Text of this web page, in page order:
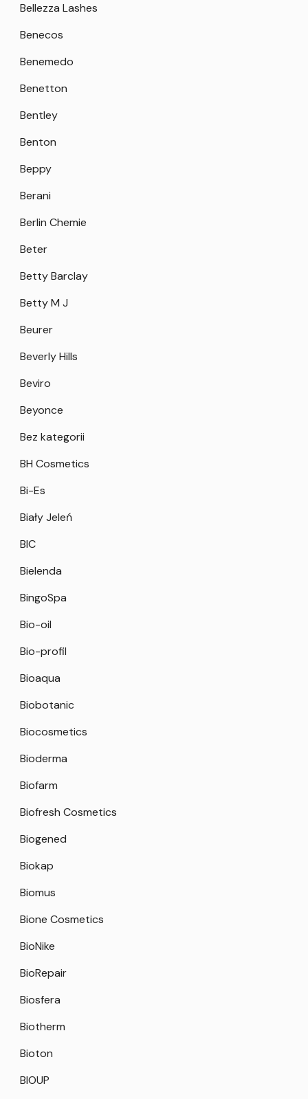
Bellezza Lashes
Benecos
Benemedo
Benetton
Bentley
Benton
Beppy
Berani
Berlin Chemie
Beter
Betty Barclay
Betty M J
Beurer
Beverly Hills
Beviro
Beyonce
Bez kategorii
BH Cosmetics
Bi-Es
Biały Jeleń
BIC
Bielenda
BingoSpa
Bio-oil
Bio-profil
Bioaqua
Biobotanic
Biocosmetics
Bioderma
Biofarm
Biofresh Cosmetics
Biogened
Biokap
Biomus
Bione Cosmetics
BioNike
BioRepair
Biosfera
Biotherm
Bioton
BIOUP